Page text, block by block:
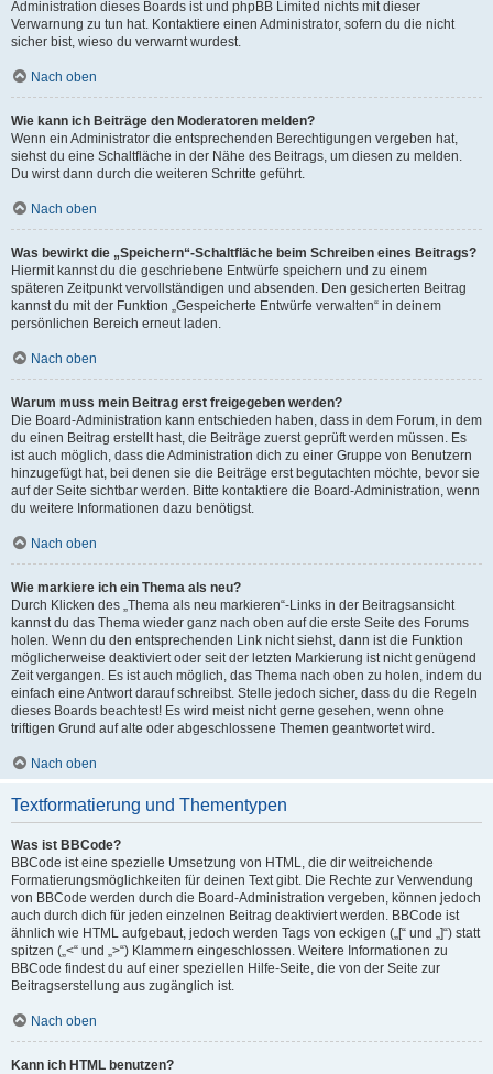
Administration dieses Boards ist und phpBB Limited nichts mit dieser
Verwarnung zu tun hat. Kontaktiere einen Administrator, sofern du die nicht
sicher bist, wieso du verwarnt wurdest.
Nach oben
Wie kann ich Beiträge den Moderatoren melden?
Wenn ein Administrator die entsprechenden Berechtigungen vergeben hat,
siehst du eine Schaltfläche in der Nähe des Beitrags, um diesen zu melden.
Du wirst dann durch die weiteren Schritte geführt.
Nach oben
Was bewirkt die „Speichern“-Schaltfläche beim Schreiben eines Beitrags?
Hiermit kannst du die geschriebene Entwürfe speichern und zu einem
späteren Zeitpunkt vervollständigen und absenden. Den gesicherten Beitrag
kannst du mit der Funktion „Gespeicherte Entwürfe verwalten“ in deinem
persönlichen Bereich erneut laden.
Nach oben
Warum muss mein Beitrag erst freigegeben werden?
Die Board-Administration kann entschieden haben, dass in dem Forum, in dem
du einen Beitrag erstellt hast, die Beiträge zuerst geprüft werden müssen. Es
ist auch möglich, dass die Administration dich zu einer Gruppe von Benutzern
hinzugefügt hat, bei denen sie die Beiträge erst begutachten möchte, bevor sie
auf der Seite sichtbar werden. Bitte kontaktiere die Board-Administration, wenn
du weitere Informationen dazu benötigst.
Nach oben
Wie markiere ich ein Thema als neu?
Durch Klicken des „Thema als neu markieren“-Links in der Beitragsansicht
kannst du das Thema wieder ganz nach oben auf die erste Seite des Forums
holen. Wenn du den entsprechenden Link nicht siehst, dann ist die Funktion
möglicherweise deaktiviert oder seit der letzten Markierung ist nicht genügend
Zeit vergangen. Es ist auch möglich, das Thema nach oben zu holen, indem du
einfach eine Antwort darauf schreibst. Stelle jedoch sicher, dass du die Regeln
dieses Boards beachtest! Es wird meist nicht gerne gesehen, wenn ohne
triftigen Grund auf alte oder abgeschlossene Themen geantwortet wird.
Nach oben
Textformatierung und Thementypen
Was ist BBCode?
BBCode ist eine spezielle Umsetzung von HTML, die dir weitreichende
Formatierungsmöglichkeiten für deinen Text gibt. Die Rechte zur Verwendung
von BBCode werden durch die Board-Administration vergeben, können jedoch
auch durch dich für jeden einzelnen Beitrag deaktiviert werden. BBCode ist
ähnlich wie HTML aufgebaut, jedoch werden Tags von eckigen („[“ und „]“) statt
spitzen („<“ und „>“) Klammern eingeschlossen. Weitere Informationen zu
BBCode findest du auf einer speziellen Hilfe-Seite, die von der Seite zur
Beitragserstellung aus zugänglich ist.
Nach oben
Kann ich HTML benutzen?